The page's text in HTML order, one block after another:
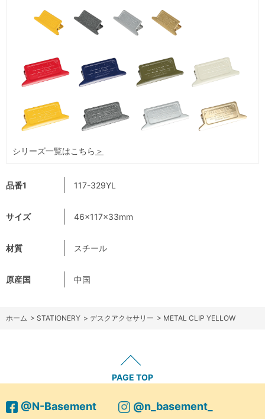
品番1 117-329YL
サイズ 46×117×33mm
材質 スチール
原産国 中国
シリーズ一覧はこちら ＞
ホーム > STATIONERY > デスクアクセサリー > METAL CLIP YELLOW
PAGE TOP
@N-Basement @n_basement_